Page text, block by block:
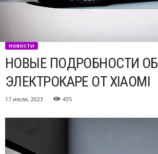
НОВОСТИ
НОВЫЕ ПОДРОБНОСТИ ОБ
ЭЛЕКТРОКАРЕ ОТ XIAOMI
17 июля, 2023 435